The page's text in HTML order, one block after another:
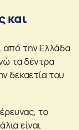
και
από την Ελλάδα
τα δέντρα
δεκαετία του
το
είναι